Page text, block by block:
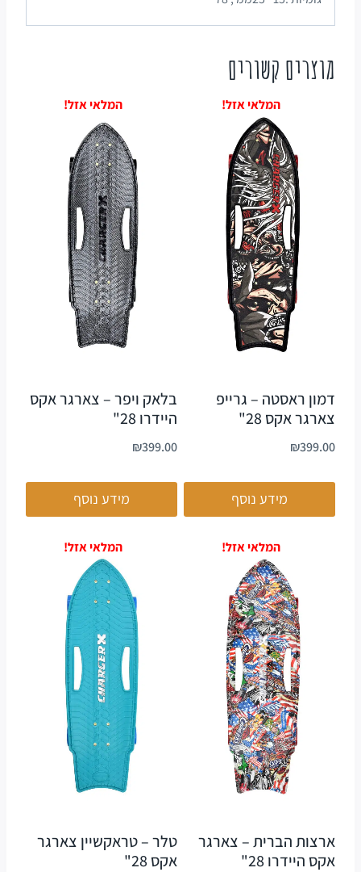
מוצרים קשורים
דמון ראסטה – גרייפ
צארגר אקס 28"
₪399.00
מידע נוסף
בלאק ויפר – צארגר אקס
היידרו 28"
₪399.00
מידע נוסף
ארצות הברית – צארגר
אקס היידרו 28"
טלר – טראקשיין צארגר
אקס 28"